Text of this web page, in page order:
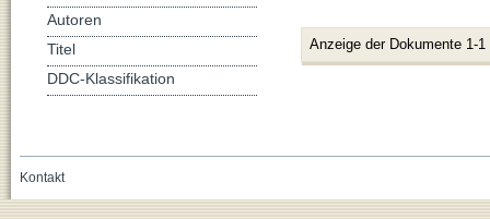
Anzeige der Dokumente 1-1
Autoren
Titel
DDC-Klassifikation
Kontakt